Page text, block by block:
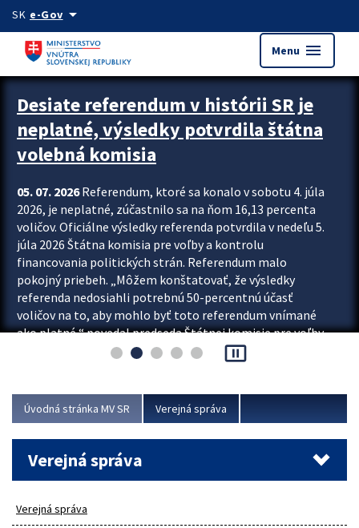
Preskocit na hlavný obsah
SK e-Govarrow_drop_down
Menu menu
Zastavit automatický posun upútavok
Desiate referendum v histórii SR je
neplatné, výsledky potvrdila štátna
volebná komisia
05. 07. 2026Referendum, ktoré sa konalo v sobotu 4. júla
2026, je neplatné, zúčastnilo sa na ňom 16,13 percenta
voličov. Oficiálne výsledky referenda potvrdila v nedeľu 5.
júla 2026 Štátna komisia pre voľby a kontrolu
financovania politických strán. Referendum malo
pokojný priebeh. „Môžem konštatovať, že výsledky
referenda nedosiahli potrebnú 50-percentnú účasť
voličov na to, aby mohlo byť toto referendum vnímané
ako platné,“ povedal predseda Štátnej komisie pre voľby
a kontrolu financovania politických...
pause_presentation
Úvodná stránka MV SR Verejná správa
Verejná správa
Verejná správa